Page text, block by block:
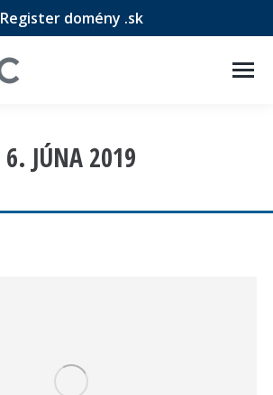
Register domény .sk
6. JÚNA 2019